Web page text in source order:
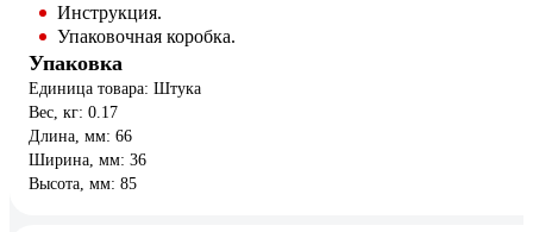
Инструкция.
Упаковочная коробка.
Упаковка
Единица товара: Штука
Вес, кг: 0.17
Длина, мм: 66
Ширина, мм: 36
Высота, мм: 85